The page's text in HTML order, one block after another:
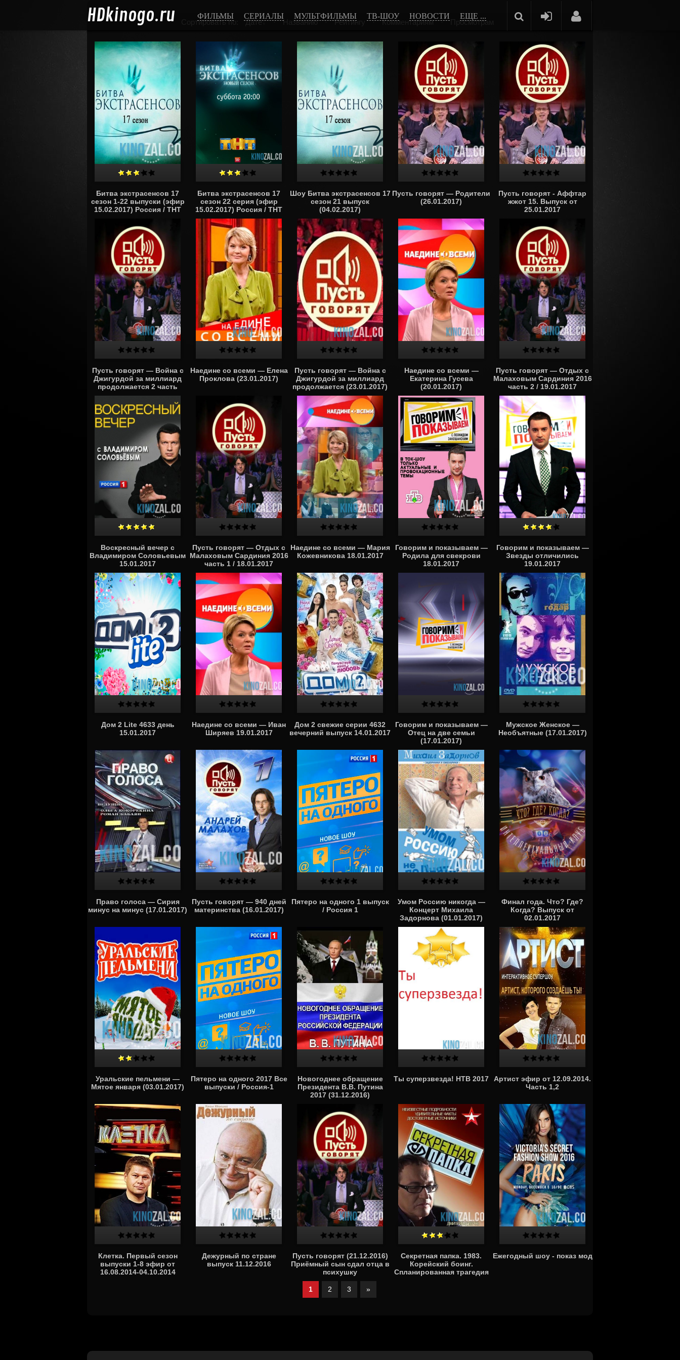
HDkinogo.ru ФИЛЬМЫ СЕРИАЛЫ МУЛЬТФИЛЬМЫ ТВ-ШОУ НОВОСТИ ЕЩЕ ...
Сортировать по: Дате · Названию · Рейтингу · Комментариям · Просмотрам
Битва экстрасенсов 17
сезон 1-22 выпуски (эфир
15.02.2017) Россия / ТНТ
Битва экстрасенсов 17
сезон 22 серия (эфир
15.02.2017) Россия / ТНТ
Шоу Битва экстрасенсов 17
сезон 21 выпуск
(04.02.2017)
Пусть говорят — Родители
(26.01.2017)
Пусть говорят - Аффтар
жжот 15. Выпуск от
25.01.2017
Пусть говорят — Война с
Джигурдой за миллиард
продолжается 2 часть
(24.01.2017)
Наедине со всеми — Елена
Проклова (23.01.2017)
Пусть говорят — Война с
Джигурдой за миллиард
продолжается (23.01.2017)
Наедине со всеми —
Екатерина Гусева
(20.01.2017)
Пусть говорят — Отдых с
Малаховым Сардиния 2016
часть 2 / 19.01.2017
Воскресный вечер с
Владимиром Соловьевым
15.01.2017
Пусть говорят — Отдых с
Малаховым Сардиния 2016
часть 1 / 18.01.2017
Наедине со всеми — Мария
Кожевникова 18.01.2017
Говорим и показываем —
Родила для свекрови
18.01.2017
Говорим и показываем —
Звезды отличились
19.01.2017
Дом 2 Lite 4633 день
15.01.2017
Наедине со всеми — Иван
Ширяев 19.01.2017
Дом 2 свежие серии 4632
вечерний выпуск 14.01.2017
Говорим и показываем —
Отец на две семьи
(17.01.2017)
Мужское Женское —
Необъятные (17.01.2017)
Право голоса — Сирия
минус на минус (17.01.2017)
Пусть говорят — 940 дней
материнства (16.01.2017)
Пятеро на одного 1 выпуск
/ Россия 1
Умом Россию никогда —
Концерт Михаила
Задорнова (01.01.2017)
Финал года. Что? Где?
Когда? Выпуск от
02.01.2017
Уральские пельмени —
Мятое января (03.01.2017)
Пятеро на одного 2017 Все
выпуски / Россия-1
Новогоднее обращение
Президента В.В. Путина
2017 (31.12.2016)
Ты суперзвезда! НТВ 2017
Артист эфир от 12.09.2014.
Часть 1,2
Клетка. Первый сезон
выпуски 1-8 эфир от
16.08.2014-04.10.2014
Дежурный по стране
выпуск 11.12.2016
Пусть говорят (21.12.2016)
Приёмный сын сдал отца в
психушку
Секретная папка. 1983.
Корейский боинг.
Спланированная трагедия
Ежегодный шоу - показ мод
1 2 3 »